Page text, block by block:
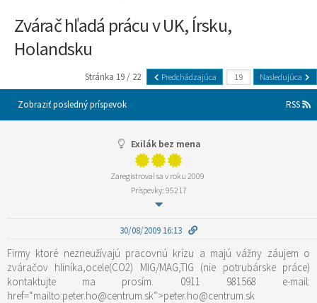
Zvárač hľadá prácu v UK, Írsku,
Holandsku
Stránka 19 / 22 Predchádzajúca Nasledujúca
Zobraziť posledný príspevok RSS
Exilák bez mena
Zaregistroval sa v roku 2009
Príspevky: 95217
30/08/2009 16:13
Firmy ktoré nezneužívajú pracovnú krízu a majú vážny záujem o
zváračov hliníka,ocele(CO2) MIG/MAG,TIG (nie potrubárske práce)
kontaktujte ma prosím. 0911 981568 e-mail:
href=“mailto:peter.ho@centrum.sk“>peter.ho@centrum.sk